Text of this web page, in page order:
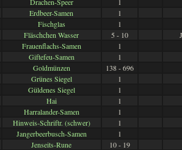
Erdbeer-Samen
1
Fischglas
1
Fläschchen Wasser
5 - 10
Frauenflachs-Samen
1
Giftefeu-Samen
1
Goldmünzen
138 - 696
Grünes Siegel
1
Güldenes Siegel
1
Hai
1
Harralander-Samen
1
Hinweis-Schriftr. (schwer)
1
Jangerbeerbusch-Samen
1
Jenseits-Rune
10 - 19